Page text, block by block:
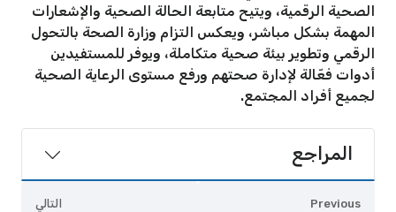
الصحية الرقمية، ويتيح متابعة الحالة الصحية والإشعارات
المهمة بشكل مباشر، ويعكس التزام وزارة الصحة بالتحول
الرقمي وتطوير بيئة صحية متكاملة، ويوفر للمستفيدين
أدوات فعّالة لإدارة صحتهم ورفع مستوى الرعاية الصحية
لجميع أفراد المجتمع.
المراجع
Previous التالي